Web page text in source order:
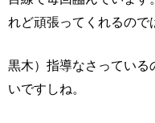
れど頑張ってくれるので
黒木）指導なさっている
いですしね。